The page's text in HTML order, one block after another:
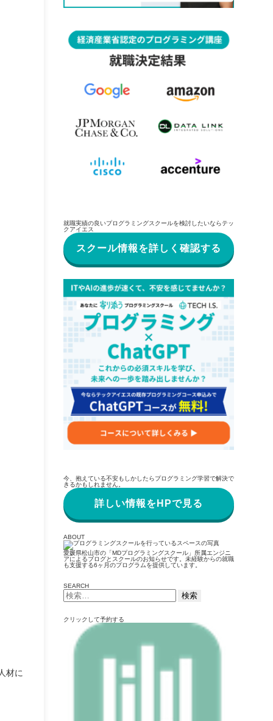
材に
就職実績の良いプログラミングスクールを検討したいならテッ
クアイエス
スクール情報を詳しく確認する
今、抱えている不安もしかしたらプログラミング学習で解決で
きるかもしれません。
詳しい情報をHPで見る
ABOUT
愛媛県松山市の「MDプログラミングスクール」所属エンジニ
アによるブログとスクールのお知らせです。未経験からの就職
も支援する6ヶ月のプログラムを提供しています。
SEARCH
検
索:
クリックして予約する